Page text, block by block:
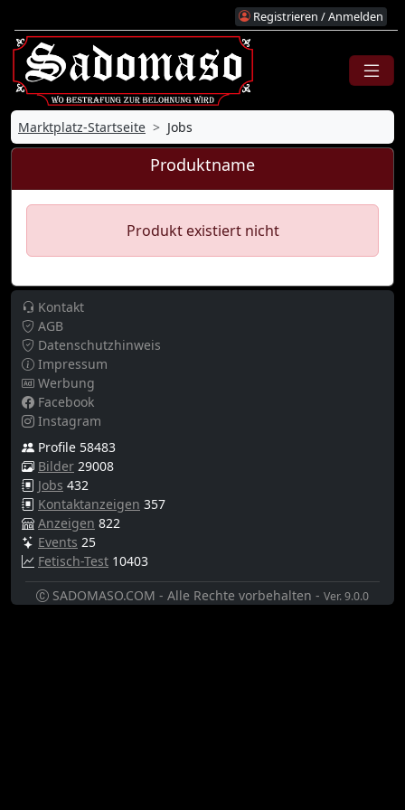
Registrieren / Anmelden
Marktplatz-Startseite Jobs
Produktname
Produkt existiert nicht
Kontakt
AGB
Datenschutzhinweis
Impressum
Werbung
Facebook
Instagram
Profile 58483
Bilder 29008
Jobs 432
Kontaktanzeigen 357
Anzeigen 822
Events 25
Fetisch-Test 10403
SADOMASO.COM - Alle Rechte vorbehalten - Ver. 9.0.0